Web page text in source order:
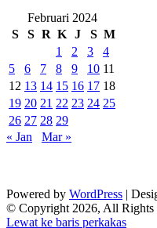
Februari 2024
S
S R K J S M
1
2 3
4
5
6 7 8 9 10 11
12 13 14 15 16 17 18
19 20 21 22 23 24 25
26 27 28 29
« Jan
Mar »
Powered by WordPress |
© Copyright 2026, All Rights
Lewat ke baris perkakas